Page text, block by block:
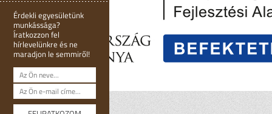
Érdekli egyesületünk
munkássága?
Íratkozzon fel
hírlevelünkre és ne
maradjon le semmiről!